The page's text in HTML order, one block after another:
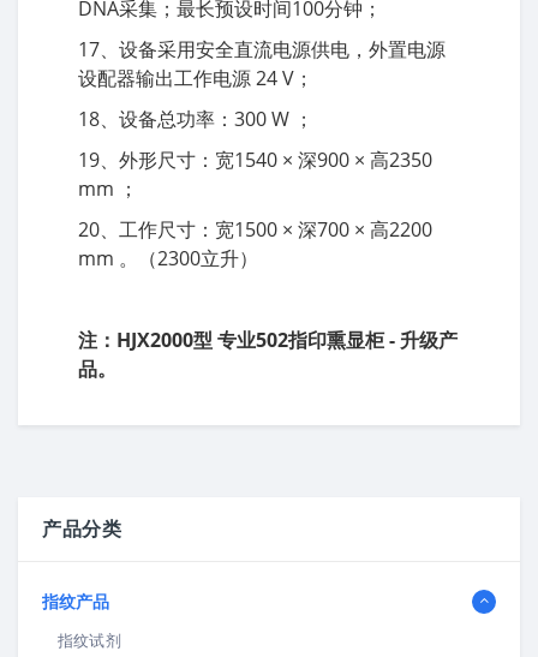
DNA采集；最长预设时间100分钟；
17、设备采用安全直流电源供电，外置电源
设配器输出工作电源 24 V；
18、设备总功率：300 W ；
19、外形尺寸：宽1540 × 深900 × 高2350
mm ；
20、工作尺寸：宽1500 × 深700 × 高2200
mm 。（2300立升）
注：HJX2000型 专业502指印熏显柜 - 升级产
品。
产品分类
指纹产品
指纹试剂